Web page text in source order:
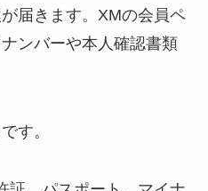
届きます。XMの会員ペ
ンバーや本人確認書類
す。